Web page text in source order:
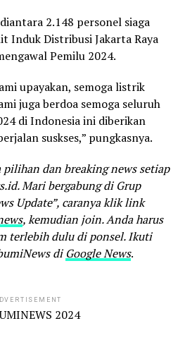
2.148 personel siaga
Induk Distribusi Jakarta Raya
Pemilu 2024.
upayakan, semoga listrik
juga berdoa semoga seluruh
di Indonesia ini diberikan
suskses,” pungkasnya.
dan breaking news setiap
Mari bergabung di Grup
Update”, caranya klik link
, kemudian join. Anda harus
terlebih dulu di ponsel. Ikuti
di Google News.
2024